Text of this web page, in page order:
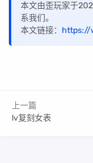
本文由歪玩家于
系我们。
本文链接： https://
上一篇
lv复刻女表